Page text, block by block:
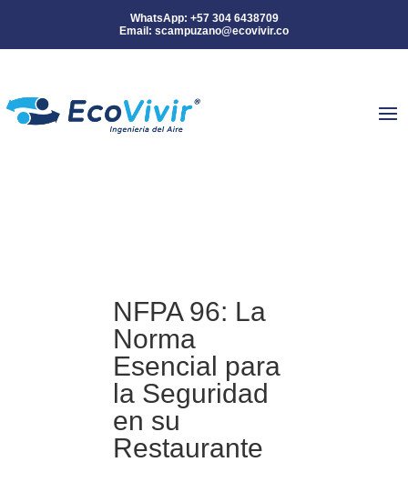
EXPERTOS EN INGENIERÍA DEL AIRE
¡Tu restaurante donde sea!
NFPA 96: La
Norma
Esencial para
la Seguridad
en su
Restaurante